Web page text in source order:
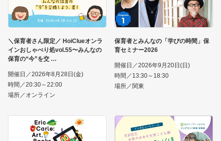
＼保育者さん限定／ HoiClueオンラ
インおしゃべり処vol.55〜みんなの
保育の“今”を交
開催日／2026年8月28日(金)
時間／20:30～22:00
場所／オンライン
保育者とみんなの「学びの時間」保
育セミナー2026
開催日／2026年9月20日(日)
時間／13:30～18:30
場所／関東